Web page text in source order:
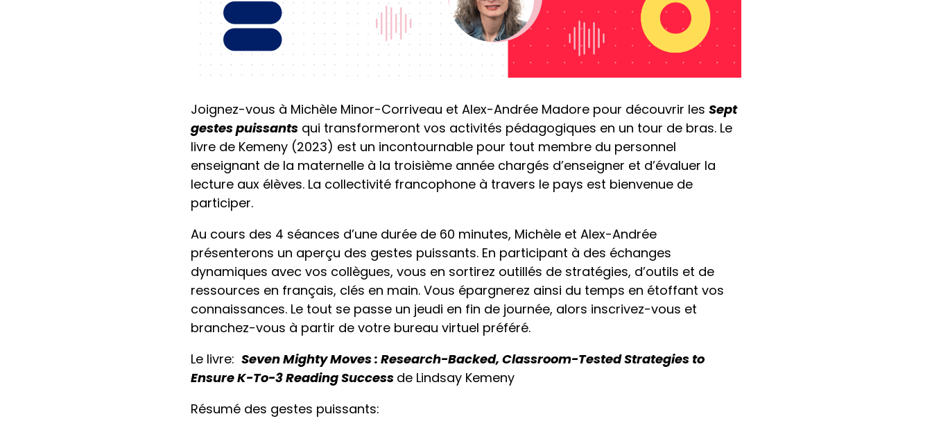
Joignez-vous à Michèle Minor-Corriveau et Alex-Andrée Madore pour découvrir les Sept
gestes puissants qui transformeront vos activités pédagogiques en un tour de bras. Le
livre de Kemeny (2023) est un incontournable pour tout membre du personnel
enseignant de la maternelle à la troisième année chargés d’enseigner et d’évaluer la
lecture aux élèves. La collectivité francophone à travers le pays est bienvenue de
participer.
Au cours des 4 séances d’une durée de 60 minutes, Michèle et Alex-Andrée
présenterons un aperçu des gestes puissants. En participant à des échanges
dynamiques avec vos collègues, vous en sortirez outillés de stratégies, d’outils et de
ressources en français, clés en main. Vous épargnerez ainsi du temps en étoffant vos
connaissances. Le tout se passe un jeudi en fin de journée, alors inscrivez-vous et
branchez-vous à partir de votre bureau virtuel préféré.
Le livre: Seven Mighty Moves : Research-Backed, Classroom-Tested Strategies to
Ensure K-To-3 Reading Success de Lindsay Kemeny
Résumé des gestes puissants: